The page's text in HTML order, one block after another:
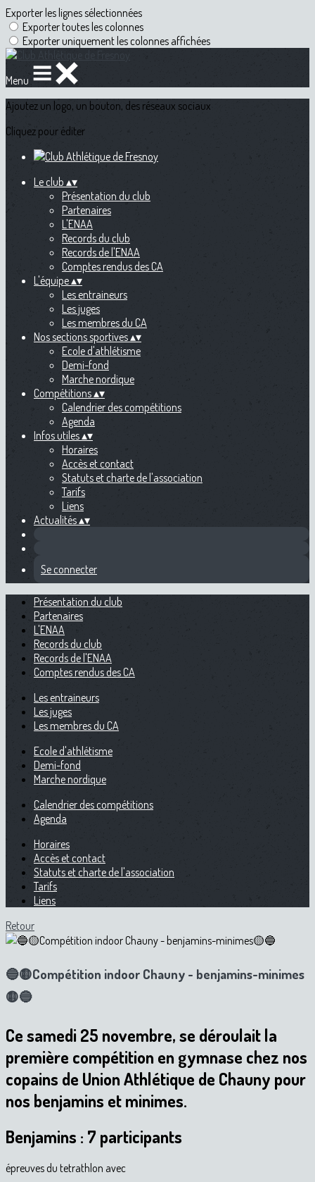
Exporter les lignes sélectionnées
Exporter toutes les colonnes
Exporter uniquement les colonnes affichées
Menu
Ajoutez un logo, un bouton, des réseaux sociaux
Cliquez pour éditer
Le club ▴▾
Présentation du club
Partenaires
L'ENAA
Records du club
Records de l'ENAA
Comptes rendus des CA
L'équipe▴▾
Les entraineurs
Les juges
Les membres du CA
Nos sections sportives▴▾
Ecole d'athlétisme
Demi-fond
Marche nordique
Compétitions▴▾
Calendrier des compétitions
Agenda
Infos utiles▴▾
Horaires
Accès et contact
Statuts et charte de l'association
Tarifs
Liens
Actualités▴▾
Se connecter
Présentation du club
Partenaires
L'ENAA
Records du club
Records de l'ENAA
Comptes rendus des CA
Les entraineurs
Les juges
Les membres du CA
Ecole d'athlétisme
Demi-fond
Marche nordique
Calendrier des compétitions
Agenda
Horaires
Accès et contact
Statuts et charte de l'association
Tarifs
Liens
Retour
🔵🟡Compétition indoor Chauny - benjamins-minimes
🟡🔵
Ce samedi 25 novembre, se déroulait la
première compétition en gymnase chez nos
copains de Union Athlétique de Chauny pour
nos benjamins et minimes.
Benjamins : 7 participants
épreuves du tetrathlon avec